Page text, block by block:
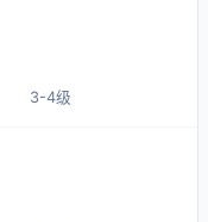
3-4级